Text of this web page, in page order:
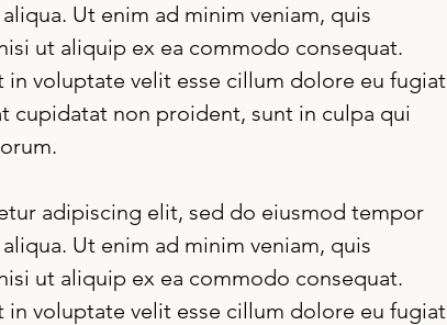
Ut enim ad minim veniam, quis
ut aliquip ex ea commodo consequat.
voluptate velit esse cillum dolore eu fugiat
cupidatat non proident, sunt in culpa qui
adipiscing elit, sed do eiusmod tempor
Ut enim ad minim veniam, quis
ut aliquip ex ea commodo consequat.
voluptate velit esse cillum dolore eu fugiat